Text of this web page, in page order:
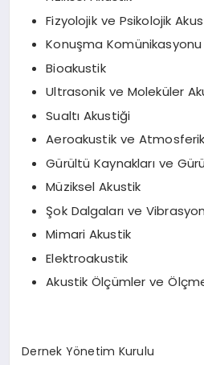
Fizyolojik ve Psikolojik
Konuşma
Bioakustik
Ultrasonik ve Moleküler
Sualtı Akustiği
Aeroakustik ve
Gürültü Kaynakları ve
Müziksel Akustik
Şok Dalgaları ve Vibrasyon
Mimari Akustik
Elektroakustik
Akustik Ölçümler ve
Dernek Yönetim Kurulu